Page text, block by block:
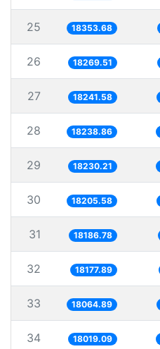
25 18353.68
26 18269.51
27 18241.58
28 18238.86
29 18230.21
30 18205.58
31 18186.78
32 18177.89
33 18064.89
34 18019.09